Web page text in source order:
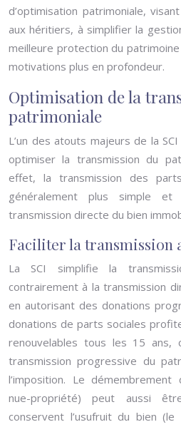
d’optimisation patrimoniale,
aux héritiers, à simplifier la
meilleure protection du
motivations plus en profondeur.
Optimisation de la
patrimoniale
L’un des atouts majeurs de la
optimiser la transmission du
effet, la transmission des
généralement plus simple et
transmission directe du bien
Faciliter la transmission
La SCI simplifie la
contrairement à la transmission
en autorisant des donations
donations de parts sociales
renouvelables tous les 15 ans,
transmission progressive du
l’imposition. Le
nue-propriété) peut aussi
conservent l’usufruit du bien